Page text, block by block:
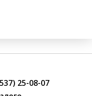
25-08-07